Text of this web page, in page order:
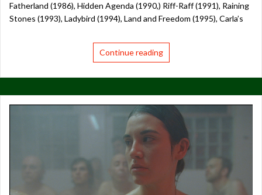
Fatherland (1986), Hidden Agenda (1990,) Riff-Raff (1991), Raining
Stones (1993), Ladybird (1994), Land and Freedom (1995), Carla’s
Continue reading